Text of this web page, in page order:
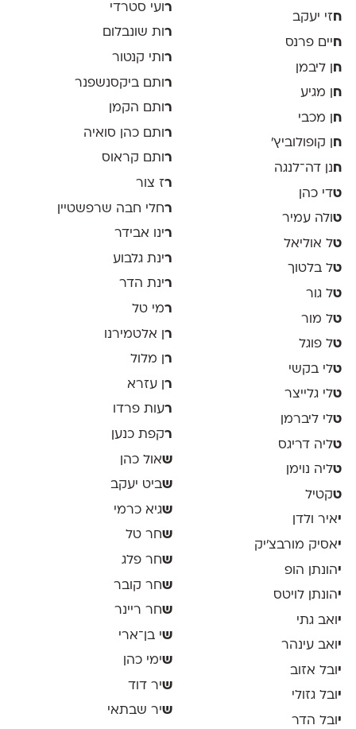
חזי יעקב
ח יים פרנס
ח
ן ליבמן
ח ן מגיע
ח
ן מכבי
ח ן קופולוביץ'
ח נן דה־לנגה
טדי כהן
טולה עמיר
טל אוליאל
טל בלטוך
טל גור
טל מור
טל פוגל
טלי בקשי
טלי גלייצר
טלי ליברמן
טליה דריגס
טליה נוימן
טקטיל
יאיר ולדן
יאסיק מורבצ'יק
יהונתן הופ
יהונתן לויטס
י ואב גתי
יואב עינהר
י ובל אזוב
יובל גזולי
י ובל הדר
ר ועי סטרדי
רות שונבלום
ר ותי קנטור
ר ותם ביקסנשפנר
רותם הקמן
ר ותם כהן סואיה
רותם קראוס
רז צור
רחלי חבה שרפשטיין
רינו אבידר
רינת גלבוע
רינת הדר
רמי טל
רן אלטמירנו
ר ן מלול
ר ן עזרא
רעות פרדו
רקפת כנען
שאול כהן
שביט יעקב
שגיא כרמי
שחר טל
שחר פלג
שחר קובר
שחר ריינר
שי בן־ארי
שימי כהן
שיר דוד
שיר שבתאי